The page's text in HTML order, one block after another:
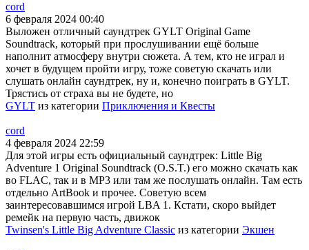
cord
6 февраля 2024 00:40
Выложен отличный саундтрек GYLT Original Game
Soundtrack, который при прослушивании ещё больше
наполнит атмосферу внутри сюжета. А тем, кто не играл и
хочет в будущем пройти игру, тоже советую скачать или
слушать онлайн саундтрек, ну и, конечно поиграть в GYLT.
Трястись от страха вы не будете, но
GYLT из категории Приключения и Квесты
cord
4 февраля 2024 22:59
Для этой игры есть официальный саундтрек: Little Big
Adventure 1 Original Soundtrack (O.S.T.) его можно скачать как
во FLAC, так и в MP3 или там же послушать онлайн. Там есть
отдельно ArtBook и прочее. Советую всем
заинтересовавшимся игрой LBA 1. Кстати, скоро выйдет
ремейк на первую часть, движок
Twinsen's Little Big Adventure Classic из категории Экшен